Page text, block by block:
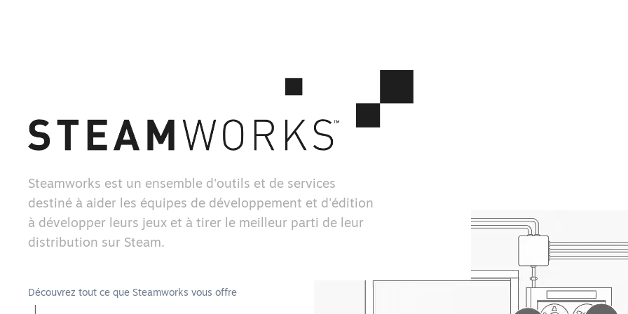
Steamworks est un ensemble d'outils et de services
destiné à aider les équipes de développement et d'édition
à développer leurs jeux et à tirer le meilleur parti de leur
distribution sur Steam.
Découvrez tout ce que Steamworks vous offre